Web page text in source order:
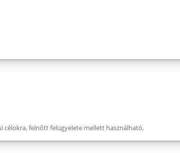
célokra, felnőtt felügyelete mellett használható.